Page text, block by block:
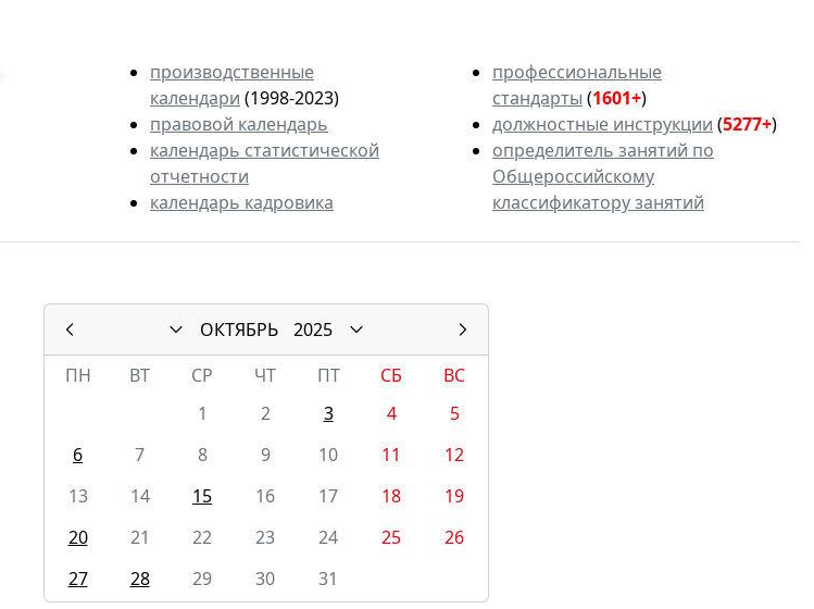
производственные
календари (1998-2023)
правовой календарь
календарь статистической
отчетности
календарь кадровика
профессиональные
стандарты (1601+)
должностные инструкции (5277+)
определитель занятий по
Общероссийскому
классификатору занятий
ОКТЯБРЬ
2025
ПН
ВТ СР ЧТ ПТ СБ
ВС
1
2 3 4
5
6
7 8 9 10 11
12
13
14 15 16 17 18
19
20
21 22 23 24 25
26
27
28 29 30 31